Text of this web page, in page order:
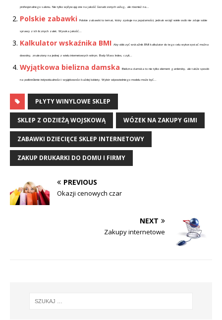
profesjonalnego salonu. Nie tylko wpływają one na jakość świadczonych usług, ale również na...
Polskie zabawki Polskie zabawki to temat, który zyskuje na popularności, jednak wciąż wiele osób nie zdaje sobie
sprawy z ich licznych zalet. Wysoka jakość...
Kalkulator wskaźnika BMI Aby obliczyć wskaźnik BMI kalkulator do tego celu wykorzystać można
dowolny, znaleziony na jednej z wielu internetowych witryn. Body Mass Index, czyli...
Wyjątkowa bielizna damska Bielizna damska to nie tylko element garderoby, ale także sposób
na podkreślenie indywidualności i wyjątkowości każdej kobiety. Wybór odpowiedniego modelu może być...
PŁYTY WINYLOWE SKLEP
SKLEP Z ODZIEŻĄ WOJSKOWĄ WÓZEK NA ZAKUPY GIMI
ZABAWKI DZIECIĘCE SKLEP INTERNETOWY
ZAKUP DRUKARKI DO DOMU I FIRMY
PREVIOUS
Okazji cenowych czar
NEXT
Zakupy internetowe